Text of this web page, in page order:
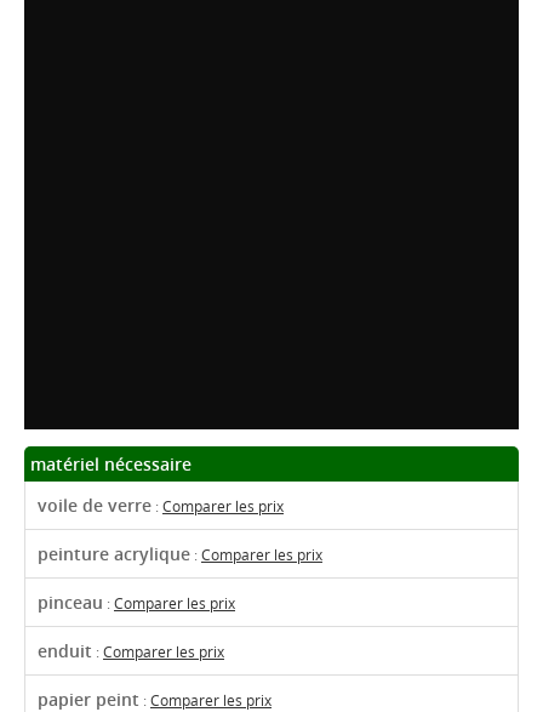
matériel nécessaire
voile de verre :Comparer les prix
peinture acrylique :Comparer les prix
pinceau :Comparer les prix
enduit :Comparer les prix
papier peint :Comparer les prix